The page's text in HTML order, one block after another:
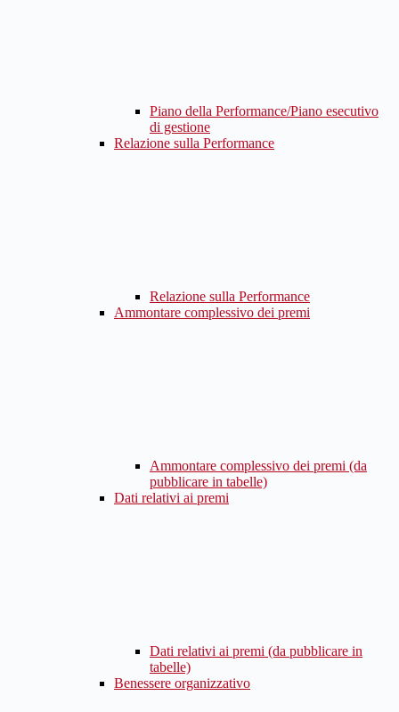
Piano della Performance/Piano esecutivo
di gestione
Relazione sulla Performance
Relazione sulla Performance
Ammontare complessivo dei premi
Ammontare complessivo dei premi (da
pubblicare in tabelle)
Dati relativi ai premi
Dati relativi ai premi (da pubblicare in
tabelle)
Benessere organizzativo